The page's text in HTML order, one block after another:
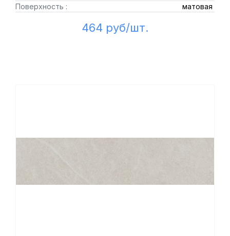
Поверхность :
матовая
464 руб/шт.